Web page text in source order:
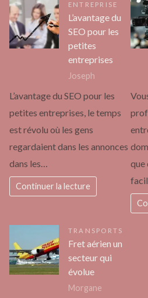
ENTREPRISE
L’avantage du
SEO pour les
petites
entreprises
Joseph
L’avantage du SEO pour les
petites entreprises, le temps
est révolu où les gens
regardaient dans les annonces
dans les…
Continuer la lecture
que
TRANSPORTS
Fret aérien un
secteur qui
évolue
Morgane